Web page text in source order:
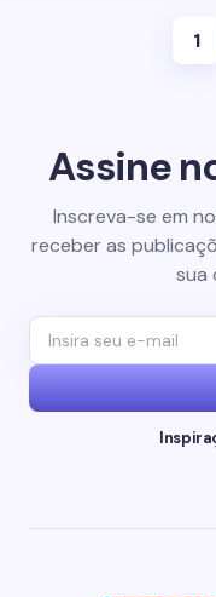
1
Assine
Inscreva-se em
receber as
sua